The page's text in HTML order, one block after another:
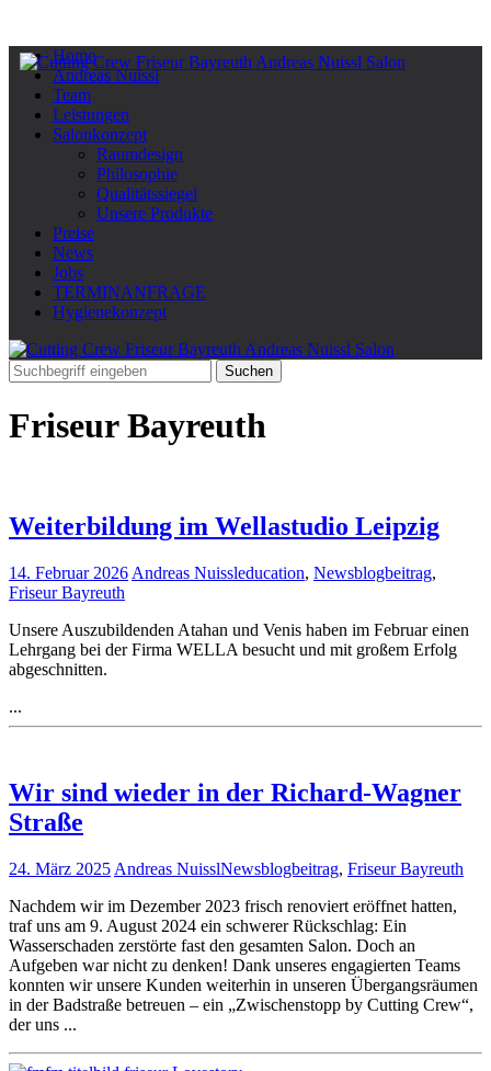
Home
Andreas Nuissl
Team
Leistungen
Salonkonzept
Raumdesign
Philosophie
Qualitätssiegel
Unsere Produkte
Preise
News
Jobs
TERMINANFRAGE
Hygienekonzept
Friseur Bayreuth
Weiterbildung im Wellastudio Leipzig
14. Februar 2026 Andreas Nuissleducation, Newsblogbeitrag,
Friseur Bayreuth
Unsere Auszubildenden Atahan und Venis haben im Februar einen
Lehrgang bei der Firma WELLA besucht und mit großem Erfolg
abgeschnitten.
...
Wir sind wieder in der Richard-Wagner
Straße
24. März 2025 Andreas NuisslNewsblogbeitrag, Friseur Bayreuth
Nachdem wir im Dezember 2023 frisch renoviert eröffnet hatten,
traf uns am 9. August 2024 ein schwerer Rückschlag: Ein
Wasserschaden zerstörte fast den gesamten Salon. Doch an
Aufgeben war nicht zu denken! Dank unseres engagierten Teams
konnten wir unsere Kunden weiterhin in unseren Übergangsräumen
in der Badstraße betreuen – ein „Zwischenstopp by Cutting Crew“,
der uns ...